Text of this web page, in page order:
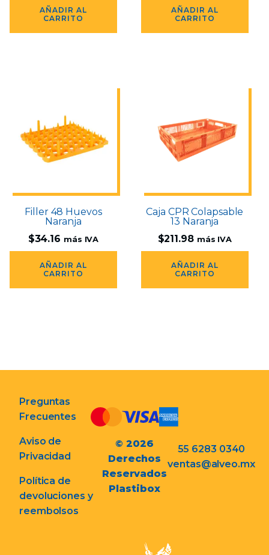
AÑADIR AL
CARRITO
AÑADIR AL
CARRITO
Filler 48 Huevos
Naranja
$34.16 más IVA
AÑADIR AL
CARRITO
Caja CPR Colapsable
13 Naranja
$211.98 más IVA
AÑADIR AL
CARRITO
Preguntas
Frecuentes
Aviso de
Privacidad
Política de
devoluciones y
reembolsos
© 2026
Derechos
Reservados
Plastibox
55 6283 0340
ventas@alveo.mx